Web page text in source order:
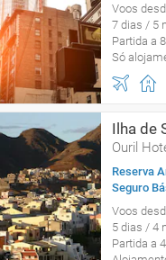
Voos
7 dias / 5
Partida a
Só
Ilha de
Ouril
Reserva
Seguro
Voos
5 dias / 4
Partida a